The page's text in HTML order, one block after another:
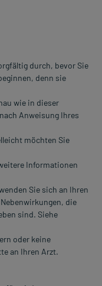
durch, bevor Sie
denn sie
wie in dieser
Anweisung Ihres
möchten Sie
Informationen
Sie sich an Ihren
die
sind. Siehe
oder keine
an Ihren Arzt.